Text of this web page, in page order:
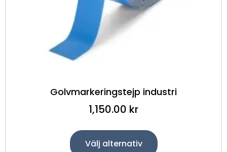
Golvmarkeringstejp industri
1,150.00 kr
Välj alternativ